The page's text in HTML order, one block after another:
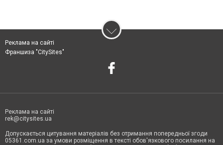
Реклама на сайті
Франшиза "CitySites"
Реклама на сайті
rek@citysites.ua
Допускається цитування матеріалів без отримання попередньої згоди
05361.com.ua за умови розміщення в тексті обов'язкового посилання на